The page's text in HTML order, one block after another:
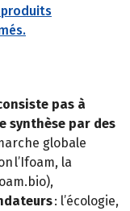
produits
pas à
synthèse par des
globale
l’Ifoam, la
: l’écologie,